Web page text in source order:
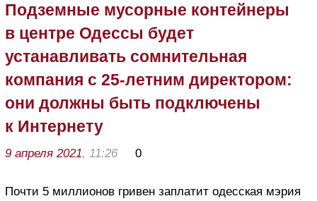
Подземные мусорные контейнеры
в центре Одессы будет
устанавливать сомнительная
компания с 25-летним директором:
они должны быть подключены
к Интернету
9 апреля 2021, 11:26 0
Почти 5 миллионов гривен заплатит одесская мэрия